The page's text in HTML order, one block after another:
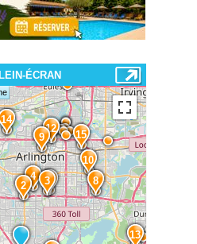
ÉCRAN
15
14
13
12
10
9
8
5
4 3
2